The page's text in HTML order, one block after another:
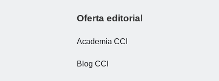
Oferta editorial
Academia CCI
Blog CCI